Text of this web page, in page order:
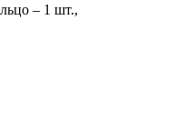
– 1 шт.,